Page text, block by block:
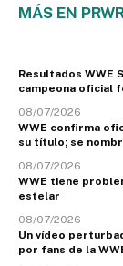
MÁS EN
Resultados WWE
campeona oficial
08/07/2026
WWE confirma
su título; se
08/07/2026
WWE tiene
estelar
08/07/2026
Un vídeo
por fans de la